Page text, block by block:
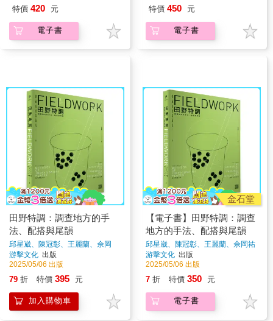
特價 420 元
電子書
特價 450 元
電子書
田野特調：調查地方的手
法、配搭與尾韻
邱星崴、陳冠彰、王麗蘭、佘岡
祐、王昱登、蔡念儒、劉書甫、吳
宗澤著
游擊文化 出版
2025/05/06 出版
79 折 特價 395 元
加入購物車
金石堂
【電子書】田野特調：調查
地方的手法、配搭與尾韻
邱星崴、陳冠彰、王麗蘭、佘岡祐
著
游擊文化 出版
2025/05/06 出版
7 折 特價 350 元
電子書